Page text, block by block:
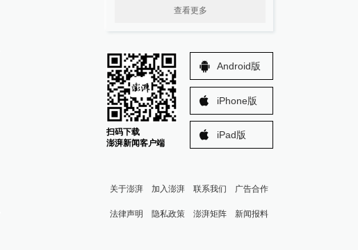
查看更多
扫码下载
澎湃新闻客户端
Android版
iPhone版
iPad版
关于澎湃 加入澎湃 联系我们 广告合作
法律声明 隐私政策 澎湃矩阵 新闻报料